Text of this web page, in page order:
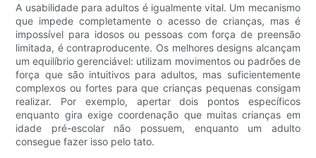
A usabilidade para adultos é igualmente vital. Um mecanismo
que impede completamente o acesso de crianças, mas é
impossível para idosos ou pessoas com força de preensão
limitada, é contraproducente. Os melhores designs alcançam
um equilíbrio gerenciável: utilizam movimentos ou padrões de
força que são intuitivos para adultos, mas suficientemente
complexos ou fortes para que crianças pequenas consigam
realizar. Por exemplo, apertar dois pontos específicos
enquanto gira exige coordenação que muitas crianças em
idade pré-escolar não possuem, enquanto um adulto
consegue fazer isso pelo tato.